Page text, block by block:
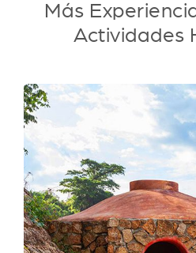
Más
Actividades